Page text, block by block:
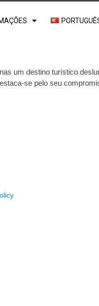
um destino turístico
se pelo seu